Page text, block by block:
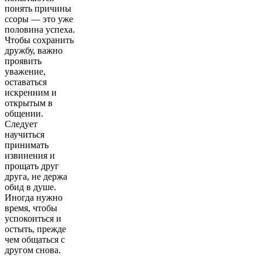
понять причины
ссоры –– это уже
половина успеха.
Чтобы сохранить
дружбу, важно
проявить
уважение,
оставаться
искренним и
открытым в
общении.
Следует
научиться
принимать
извинения и
прощать друг
друга, не держа
обид в душе.
Иногда нужно
время, чтобы
успокоиться и
остыть, прежде
чем общаться с
другом снова.